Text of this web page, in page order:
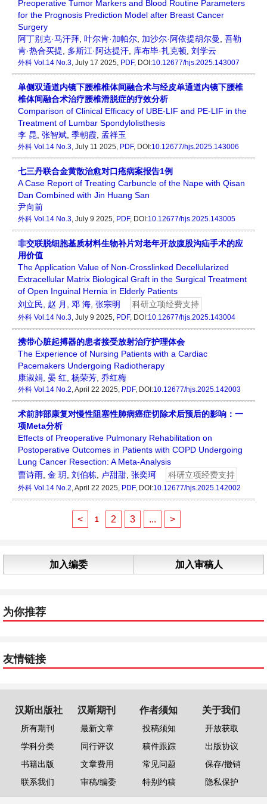
Preoperative Tumor Markers and Blood Routine Parameters
for the Prognosis Prediction Model after Breast Cancer
Surgery
阿丁别克·马汗拜, 叶尔肯·加帕尔, 加沙尔·阿依提胡尔曼, 吾勒
肯·热合买提, 多斯江·阿达提汗, 库布毕·扎克顿, 刘学云
外科 Vol.14 No.3, July 17 2025, PDF, DOI:10.12677/hjs.2025.143007
单侧双通道内镜下腰椎椎体间融合术与经皮单通道内镜下腰椎
椎体间融合术治疗腰椎滑脱症的疗效分析
Comparison of Clinical Efficacy of UBE-LIF and PE-LIF in the
Treatment of Lumbar Spondylolisthesis
李 昆, 张智斌, 季朝霞, 孟祥玉
外科 Vol.14 No.3, July 11 2025, PDF, DOI:10.12677/hjs.2025.143006
七三丹联合金黄散治愈对口疮病案报告1例
A Case Report of Treating Carbuncle of the Nape with Qisan
Dan Combined with Jin Huang San
尹向前
外科 Vol.14 No.3, July 9 2025, PDF, DOI:10.12677/hjs.2025.143005
非交联脱细胞基质材料生物补片对老年开放腹股沟疝手术的应
用价值
The Application Value of Non-Crosslinked Decellularized
Extracellular Matrix Biological Graft in the Surgical Treatment
of Open Inguinal Hernia in Elderly Patients
刘立民, 赵 月 , 邓 海, 张宗明 科研立项经费支持
外科 Vol.14 No.3, July 9 2025, PDF, DOI:10.12677/hjs.2025.143004
携带心脏起搏器的患者接受放射治疗护理体会
The Experience of Nursing Patients with a Cardiac
Pacemakers Undergoing Radiotherapy
康淑娟, 晏 红, 杨荣芳, 乔红梅
外科 Vol.14 No.2, April 22 2025, PDF, DOI:10.12677/hjs.2025.142003
术前肺部康复对慢性阻塞性肺病癌症切除术后预后的影响：一
项Meta分析
Effects of Preoperative Pulmonary Rehabilitation on
Postoperative Outcomes in Patients with COPD Undergoing
Lung Cancer Resection: A Meta-Analysis
曹诗雨, 金 玥, 刘伯栋, 卢甜甜, 张奕珂 科研立项经费支持
外科 Vol.14 No.2, April 22 2025, PDF, DOI:10.12677/hjs.2025.142002
< 1 2 3 ... >
加入编委 加入审稿人
为你推荐
友情链接
汉斯出版社
所有期刊
学科分类
书籍出版
联系我们
汉斯期刊
最新文章
同行评议
文章费用
审稿/编委
作者须知
投稿须知
稿件跟踪
常见问题
特别约稿
关于我们
开放获取
出版协议
保存/撤销
隐私保护